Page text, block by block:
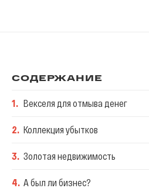
СОДЕРЖАНИЕ
1. Векселя для отмыва денег
2. Коллекция убытков
3. Золотая недвижимость
4. А был ли бизнес?